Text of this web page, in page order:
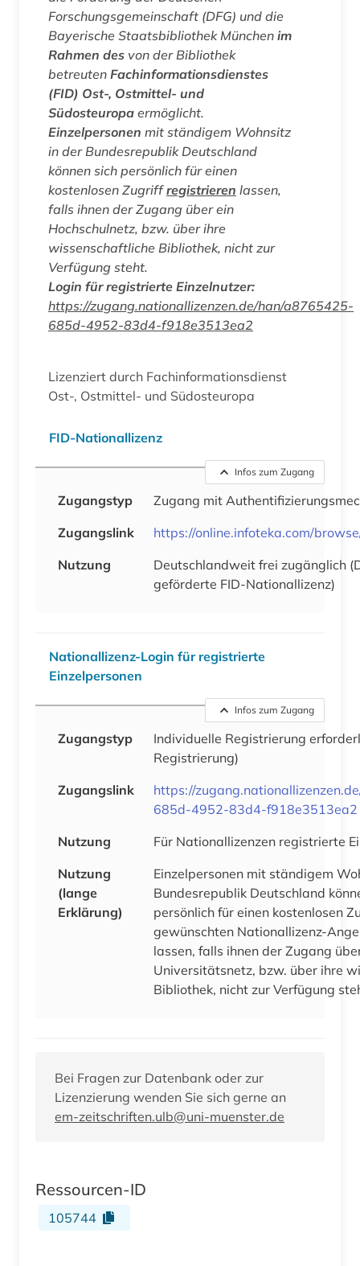
Forschungsgemeinschaft (DFG) und die
Bayerische Staatsbibliothek München im
Rahmen des von der Bibliothek
betreuten Fachinformationsdienstes
(FID) Ost-, Ostmittel- und
Südosteuropa ermöglicht.
Einzelpersonen mit ständigem Wohnsitz
in der Bundesrepublik Deutschland
können sich persönlich für einen
kostenlosen Zugriffregistrieren lassen,
falls ihnen der Zugang über ein
Hochschulnetz, bzw. über ihre
wissenschaftliche Bibliothek, nicht zur
Verfügung steht.
Login für registrierte Einzelnutzer:
https://zugang.nationallizenzen.de/han/a8765425-
685d-4952-83d4-f918e3513ea2
Lizenziert durch Fachinformationsdienst
Ost-, Ostmittel- und Südosteuropa
FID-Nationallizenz
Infos zum Zugang
Zugangstyp
Zugang mit
Zugangslink
https://online.infoteka.com/
Nutzung
Deutschlandweit frei zugänglich
geförderte FID-Nationallizenz)
Nationallizenz-Login für registrierte
Einzelpersonen
Infos zum Zugang
Zugangstyp
Individuelle Registrierung
Registrierung)
Zugangslink
https://
685d-4952-83d4-f918e3513ea2
Nutzung
Für Nationallizenzen registrierte
Nutzung
(lange
Erklärung)
Einzelpersonen mit ständigem
Bundesrepublik Deutschland
persönlich für einen kostenlosen
gewünschten Nationallizenz-
lassen, falls ihnen der Zugang
Universitätsnetz, bzw. über ihre
Bibliothek, nicht zur Verfügung
Bei Fragen zur Datenbank oder zur
Lizenzierung wenden Sie sich gerne an
em-zeitschriften.ulb@uni-muenster.de
Ressourcen-ID
105744